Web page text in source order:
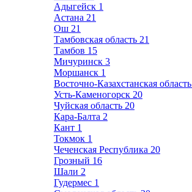
Адыгейск 1
Астана 21
Ош 21
Тамбовская область 21
Тамбов 15
Мичуринск 3
Моршанск 1
Восточно-Казахстанская область
Усть-Каменогорск 20
Чуйская область 20
Кара-Балта 2
Кант 1
Токмок 1
Чеченская Республика 20
Грозный 16
Шали 2
Гудермес 1